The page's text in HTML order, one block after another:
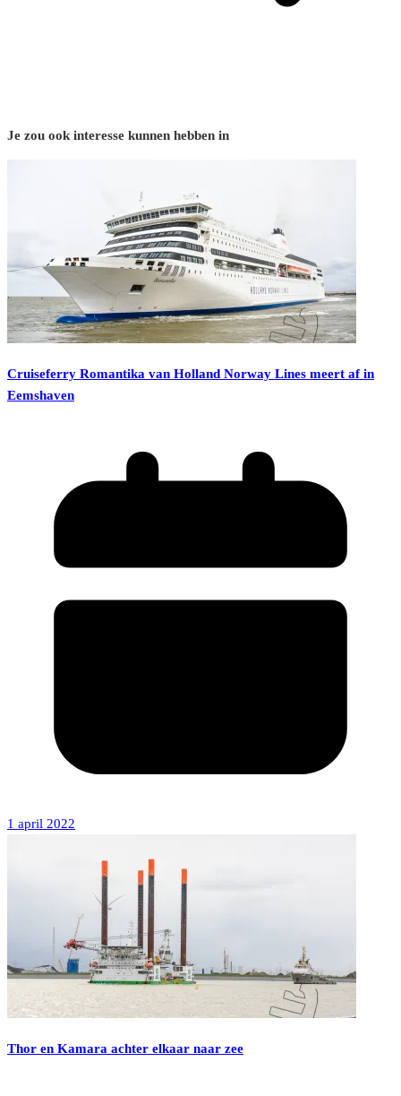
Je zou ook interesse kunnen hebben in
Cruiseferry Romantika van Holland Norway Lines meert af in
Eemshaven
1 april 2022
Thor en Kamara achter elkaar naar zee